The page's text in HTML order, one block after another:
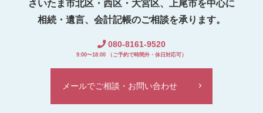
さいたま市北区・西区・大宮区、上尾市を中心に
相続・遺言、会計記帳のご相談を承ります。
080-8161-9520
9:00〜18:00 （ご予約で時間外・休日対応可）
メールでご相談・お問い合わせ